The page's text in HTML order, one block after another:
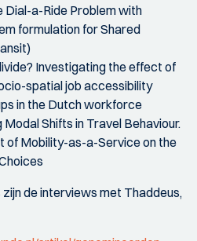
Dial-a-Ride Problem with
formulation for Shared
Investigating the effect of
spatial job accessibility
in the Dutch workforce
Modal Shifts in Travel Behaviour.
of Mobility-as-a-Service on the
de interviews met Thaddeus,